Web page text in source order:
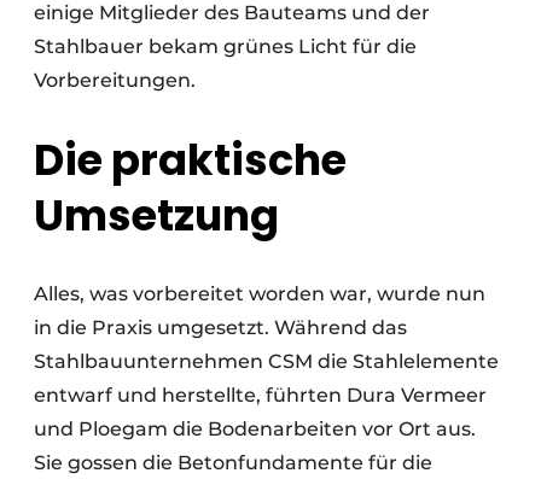
einige Mitglieder des Bauteams und der
Stahlbauer bekam grünes Licht für die
Vorbereitungen.
Die praktische
Umsetzung
Alles, was vorbereitet worden war, wurde nun
in die Praxis umgesetzt. Während das
Stahlbauunternehmen CSM die Stahlelemente
entwarf und herstellte, führten Dura Vermeer
und Ploegam die Bodenarbeiten vor Ort aus.
Sie gossen die Betonfundamente für die